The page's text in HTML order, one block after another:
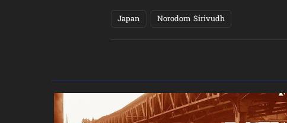
Japan Norodom Sirivudh